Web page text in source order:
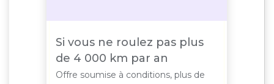
Si vous ne roulez pas plus
de 4 000 km par an
Offre soumise à conditions, plus de